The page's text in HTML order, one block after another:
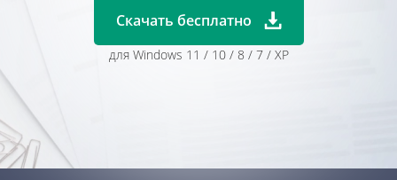
Скачать бесплатно
для Windows 11 / 10 / 8 / 7 / XP